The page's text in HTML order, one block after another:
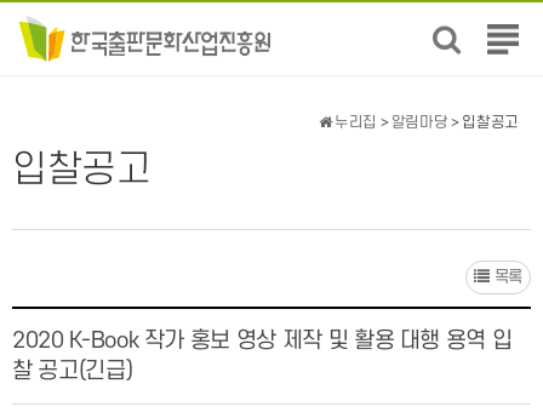
전
뉴
입찰공고
누리집 > 알림마당 > 입찰공고
목록
2020 K-Book 작가 홍보 영상 제작 및 활용 대행 용역 입
찰 공고(긴급)